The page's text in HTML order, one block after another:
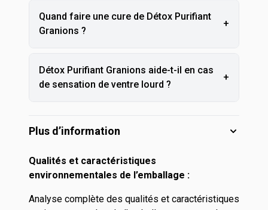
Quand faire une cure de Détox Purifiant
Granions ?
+
Détox Purifiant Granions aide-t-il en cas
de sensation de ventre lourd ?
+
Plus d’information
Qualités et caractéristiques
environnementales de l’emballage :
Analyse complète des qualités et caractéristiques